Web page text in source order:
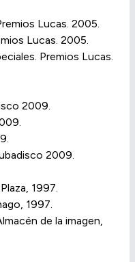
Lucas. 2005.
Lucas. 2005.
Premios Lucas.
2009.
2009.
1997.
1997.
de la imagen,